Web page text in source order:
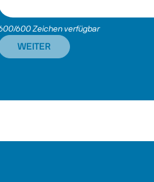
600 Zeichen verfügbar
WEITER